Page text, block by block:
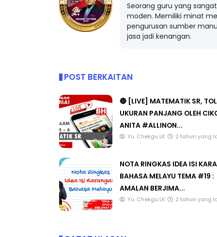
Seorang guru yang
moden. Memiliki minat
pengurusan sumber
jasa jadi kenangan.
POST BERKAITAN
🔴 [LIVE] MATEMATIK SR,
UKURAN PANJANG OLEH
ANITA #ALLINON...
Yu. Chekgu LK 2 tahun yang
NOTA RINGKAS IDEA ISI
BAHASA MELAYU TEMA #19 :
AMALAN BERJIMA...
Yu. Chekgu LK 2 tahun yang